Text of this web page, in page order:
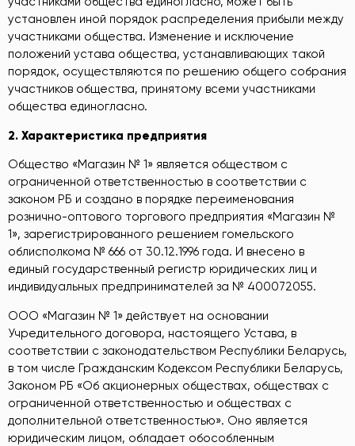
установлен иной порядок распределения прибыли между
участниками общества. Изменение и исключение
положений устава общества, устанавливающих такой
порядок, осуществляются по решению общего собрания
участников общества, принятому всеми участниками
общества единогласно.
2. Характеристика предприятия
Общество «Магазин № 1» является обществом с
ограниченной ответственностью в соответствии с
законом РБ и создано в порядке переименования
рознично-оптового торгового предприятия «Магазин №
1», зарегистрированного решением гомельского
облисполкома № 666 от 30.12.1996 года. И внесено в
единый государственный регистр юридических лиц и
индивидуальных предпринимателей за № 400072055.
ООО «Магазин № 1» действует на основании
Учредительного договора, настоящего Устава, в
соответствии с законодательством Республики Беларусь,
в том числе Гражданским Кодексом Республики Беларусь,
Законом РБ «Об акционерных обществах, обществах с
ограниченной ответственностью и обществах с
дополнительной ответственностью». Оно является
юридическим лицом, обладает обособленным